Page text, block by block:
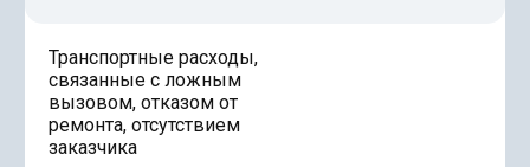
Транспортные расходы,
связанные с ложным
вызовом, отказом от
ремонта, отсутствием
заказчика